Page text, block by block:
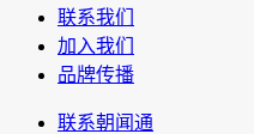
联系我们
加入我们
品牌传播
联系朝闻通